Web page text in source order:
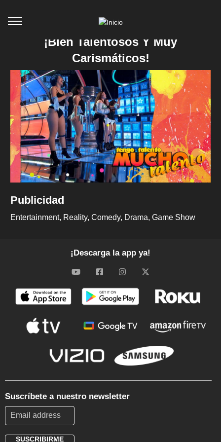
¡Bien Talentosos Y Muy
Carismáticos!
Publicidad
Entertainment Reality Comedy Drama Game Show
¡Descarga la app ya!
Suscríbete a nuestro newsletter
SUSCRIBIRME